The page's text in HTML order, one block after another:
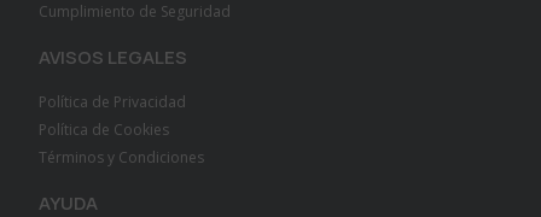
Cumplimiento de Seguridad
AVISOS LEGALES
Política de Privacidad
Política de Cookies
Términos y Condiciones
AYUDA